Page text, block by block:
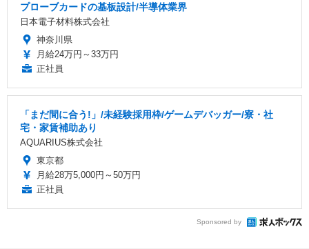
プローブカードの基板設計/半導体業界
日本電子材料株式会社
神奈川県
月給24万円～33万円
正社員
「まだ間に合う!」/未経験採用枠/ゲームデバッガー/寮・社
宅・家賃補助あり
AQUARIUS株式会社
東京都
月給28万5,000円～50万円
正社員
Sponsored by